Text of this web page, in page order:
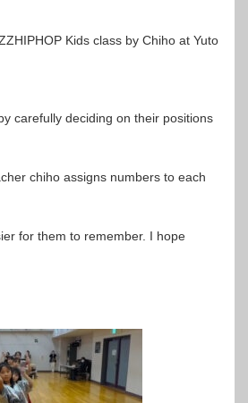
Kids class by Chiho at Yuto
carefully deciding on their positions
chiho assigns numbers to each
for them to remember. I hope